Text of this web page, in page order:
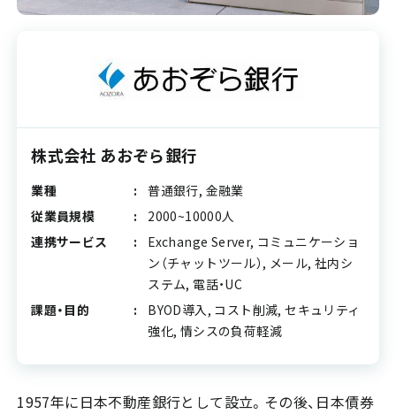
株式会社 あおぞら銀行
業種
普通銀行, 金融業
従業員規模
2000~10000人
連携サービス
Exchange Server, コミュニケーショ
ン（チャットツール）, メール, 社内シ
ステム, 電話・UC
課題・目的
BYOD導入, コスト削減, セキュリティ
強化, 情シスの負荷軽減
1957年に日本不動産銀行として設立。その後、日本債券